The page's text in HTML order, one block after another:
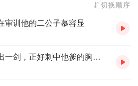
切换顺序
审训他的二公子慕容显
一1.2慕容显闭着眼刺出一剑，正好刺中他爹的胸膛，于是顺利篡位